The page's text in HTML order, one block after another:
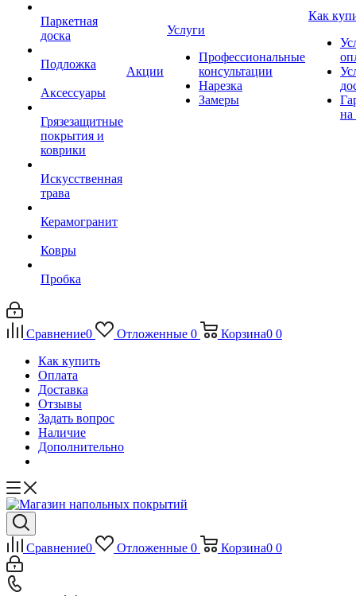
Паркетная
доска
Подложка
Аксессуары
Грязезащитные
покрытия и
коврики
Искусственная
трава
Керамогранит
Ковры
Пробка
Акции
Услуги
Профессиональные
консультации
Нарезка
Замеры
Как
на
Сравнение0 Отложенные 0 Корзина0 0
Как купить
Оплата
Доставка
Отзывы
Задать вопрос
Наличие
Дополнительно
Сравнение0 Отложенные 0 Корзина0 0